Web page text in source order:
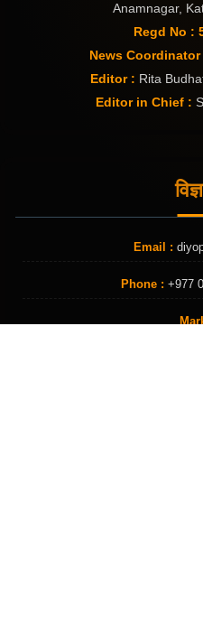
Anamnagar,
Regd No :
News Coordinator
Editor : Rita
Editor in Chief :
Email :
Phone : +977